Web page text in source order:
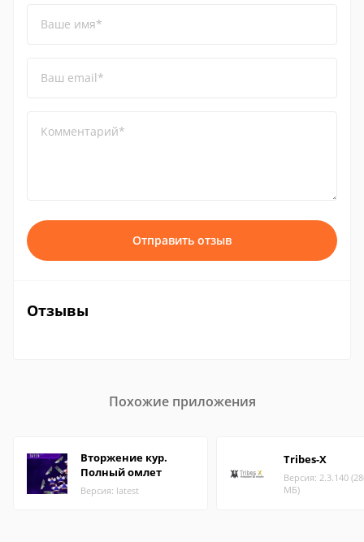
Ваше имя*
Ваш email*
Комментарий*
Отправить отзыв
Отзывы
Похожие приложения
Вторжение кур.
Полный омлет
Версия: latest
Tribes-X
Версия: 2.3.140
МБ)